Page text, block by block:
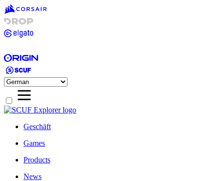
Geschäft
Games
Products
News